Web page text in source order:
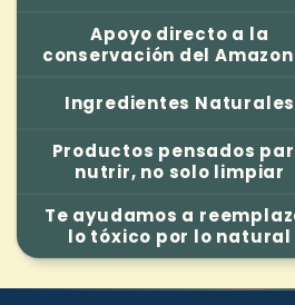
Apoyo directo a la
conservación del
Ingredientes Naturales
Productos pensados
nutrir, no solo limpiar
Te ayudamos a
lo tóxico por lo natural